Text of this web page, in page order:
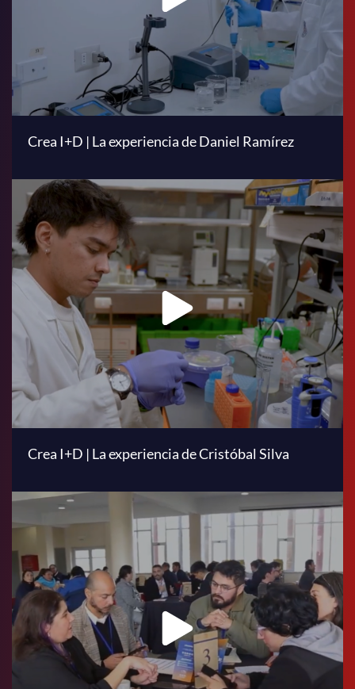
Crea I+D | La experiencia de Daniel Ramírez
Crea I+D | La experiencia de Cristóbal Silva